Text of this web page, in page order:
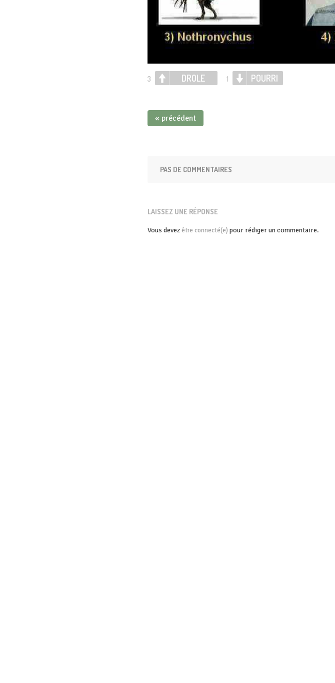
3 DROLE 1 POURRI
« précédent
PAS DE COMMENTAIRES
LAISSEZ UNE RÉPONSE
Vous devez être connecté(e) pour rédiger un commentaire.